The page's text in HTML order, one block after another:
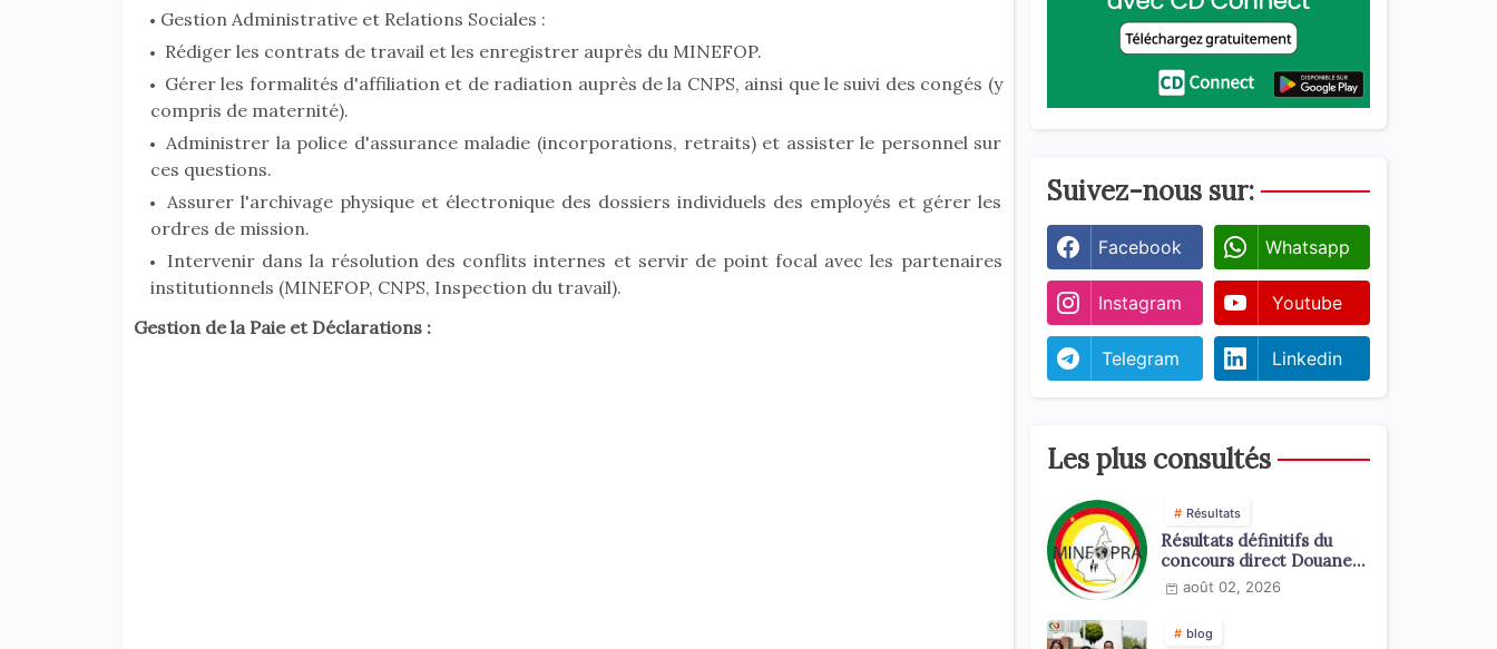
Gestion Administrative et Relations Sociales :
Rédiger les contrats de travail et les enregistrer auprès du MINEFOP.
Gérer les formalités d'affiliation et de radiation auprès de la CNPS, ainsi que le suivi des congés (y
compris de maternité).
Administrer la police d'assurance maladie (incorporations, retraits) et assister le personnel sur
ces questions.
Assurer l'archivage physique et électronique des dossiers individuels des employés et gérer les
ordres de mission.
Intervenir dans la résolution des conflits internes et servir de point focal avec les partenaires
institutionnels (MINEFOP, CNPS, Inspection du travail).
Gestion de la Paie et Déclarations :
Suivez-nous sur:
Facebook Whatsapp
Instagram Youtube
Telegram Linkedin
Les plus consultés
Résultats
Résultats définitifs du
concours direct Douanes
2026août 02, 2026
blog